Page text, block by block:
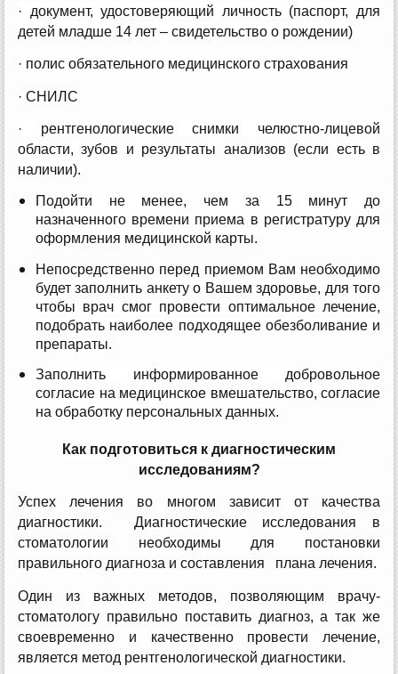
· документ, удостоверяющий личность (паспорт, для
детей младше 14 лет – свидетельство о рождении)
· полис обязательного медицинского страхования
· СНИЛС
· рентгенологические снимки челюстно-лицевой
области, зубов и результаты анализов (если есть в
наличии).
Подойти не менее, чем за 15 минут до
назначенного времени приема в регистратуру для
оформления медицинской карты.
Непосредственно перед приемом Вам необходимо
будет заполнить анкету о Вашем здоровье, для того
чтобы врач смог провести оптимальное лечение,
подобрать наиболее подходящее обезболивание и
препараты.
Заполнить информированное добровольное
согласие на медицинское вмешательство, согласие
на обработку персональных данных.
Как подготовиться к диагностическим
исследованиям?
Успех лечения во многом зависит от качества
диагностики. Диагностические исследования в
стоматологии необходимы для постановки
правильного диагноза и составления плана лечения.
Один из важных методов, позволяющим врачу-
стоматологу правильно поставить диагноз, а так же
своевременно и качественно провести лечение,
является метод рентгенологической диагностики.